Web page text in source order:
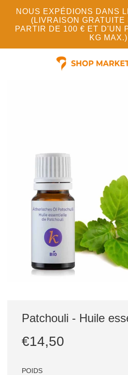
NOUS EXPÉDIONS DANS
(LIVRAISON GRATUITE
PARTIR DE 100 € ET D'UN
KG MAX.)
Patchouli - Huile
Prix
Prix
régulier
€14,50
POIDS